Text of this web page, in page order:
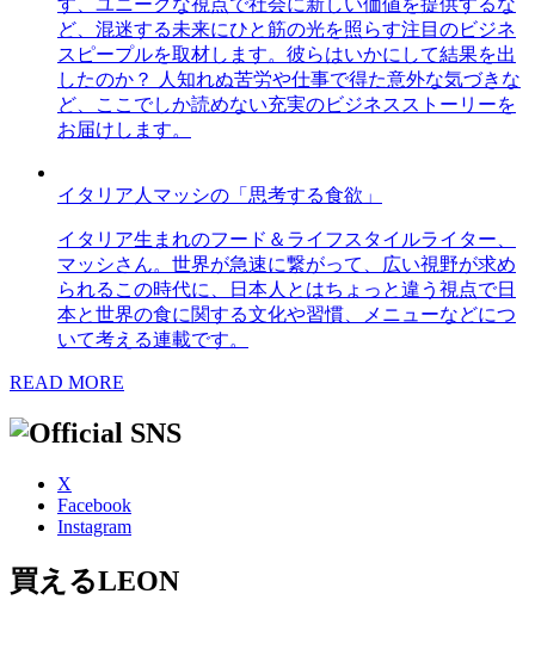
す、ユニークな視点で社会に新しい価値を提供するな
ど、混迷する未来にひと筋の光を照らす注目のビジネ
スピープルを取材します。彼らはいかにして結果を出
したのか？ 人知れぬ苦労や仕事で得た意外な気づきな
ど、ここでしか読めない充実のビジネスストーリーを
お届けします。
イタリア人マッシの「思考する食欲」
イタリア生まれのフード＆ライフスタイルライター、
マッシさん。世界が急速に繋がって、広い視野が求め
られるこの時代に、日本人とはちょっと違う視点で日
本と世界の食に関する文化や習慣、メニューなどにつ
いて考える連載です。
READ MORE
X
Facebook
Instagram
買えるLEON